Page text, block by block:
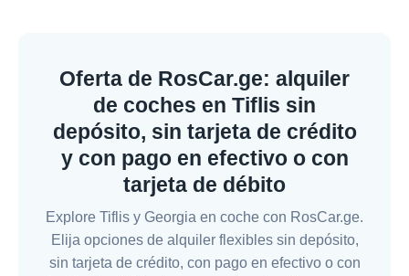
Oferta de RosCar.ge: alquiler
de coches en Tiflis sin
depósito, sin tarjeta de crédito
y con pago en efectivo o con
tarjeta de débito
Explore Tiflis y Georgia en coche con RosCar.ge.
Elija opciones de alquiler flexibles sin depósito,
sin tarjeta de crédito, con pago en efectivo o con